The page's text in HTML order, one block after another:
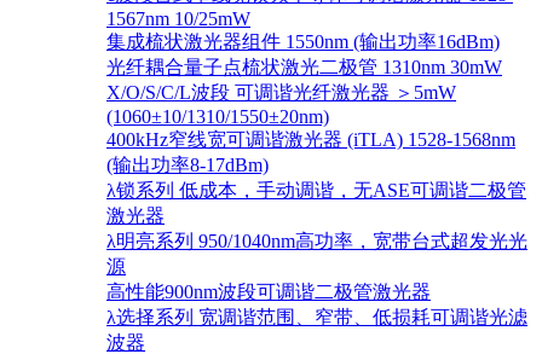
1567nm 10/25mW
集成梳状激光器组件 1550nm (输出功率16dBm)
光纤耦合量子点梳状激光二极管 1310nm 30mW
X/O/S/C/L波段 可调谐光纤激光器 ＞5mW
(1060±10/1310/1550±20nm)
400kHz窄线宽可调谐激光器 (iTLA) 1528-1568nm
(输出功率8-17dBm)
λ锁系列 低成本，手动调谐，无ASE可调谐二极管
激光器
λ明亮系列 950/1040nm高功率，宽带台式超发光光
源
高性能900nm波段可调谐二极管激光器
λ选择系列 宽调谐范围、窄带、低损耗可调谐光滤
波器